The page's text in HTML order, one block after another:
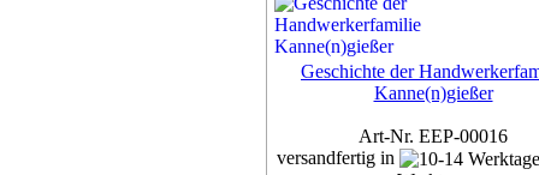
Geschichte der
Kanne(n)gießer
Art-Nr. EEP-00016
versandfertig in